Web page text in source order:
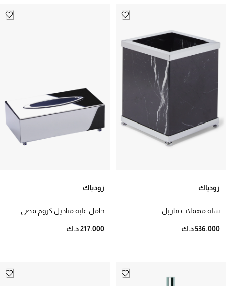
سلة مهملات ماربل
زودياك
536.000 د.ك
حامل علبة مناديل كروم فضي
زودياك
217.000 د.ك